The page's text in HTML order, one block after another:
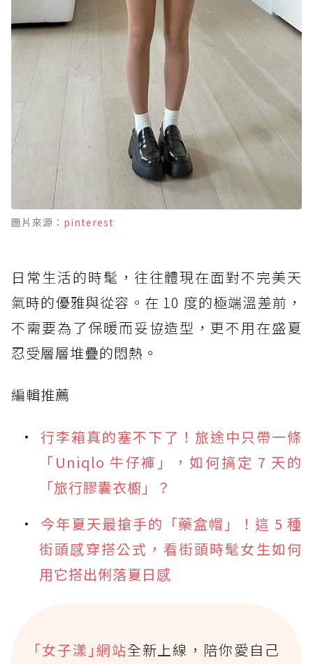
圖片來源： pinterest
日常生活的時髦，往往體現在面對不完美天
氣時的優雅與從容。在 10 度的極端溫差前，
不需要為了保暖而妥協造型，更不用在盛夏
忍受層層堆疊的悶熱。
編輯推薦
行李箱真的塞不下了！旅途中只帶一條
「Uniqlo 牛仔褲」，如何搞定 7 天的
「旅行膠囊衣櫥」？
今年夏天最搶手的「藥盒帽」！這 5 種
街頭感穿搭公式，看街頭時髦女生如何
用它搭出俐落夏日感
｢女子漾｣網站全新上線，陪你愛自己